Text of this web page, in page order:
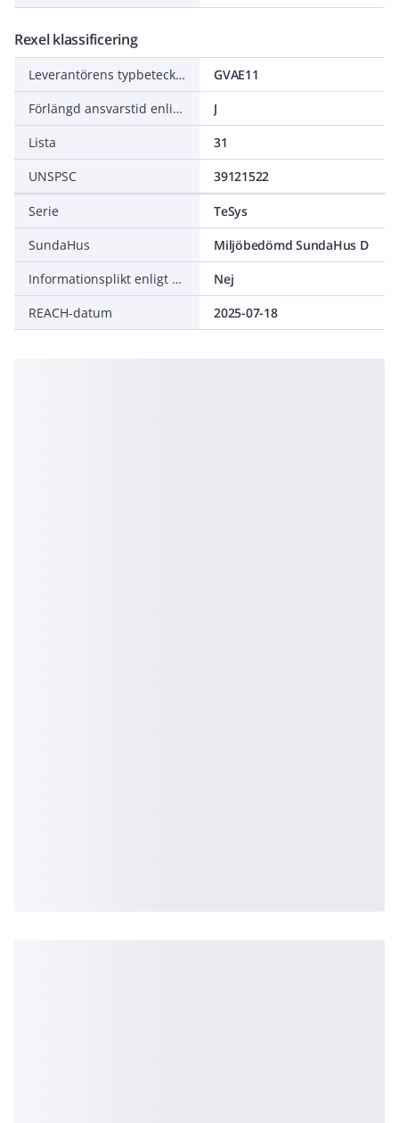
Rexel klassificering
Leverantörens typbeteckning
GVAE11
Förlängd ansvarstid enligt ALEM-09
J
Lista
31
UNSPSC
39121522
Serie
TeSys
SundaHus
Miljöbedömd SundaHus D
Informationsplikt enligt REACH
Nej
REACH-datum
2025-07-18